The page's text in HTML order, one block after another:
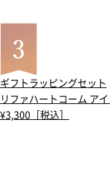
ギフトラッピングセット
リファハートコーム アイ
¥3,300［税込］